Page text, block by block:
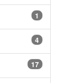
1
4
17